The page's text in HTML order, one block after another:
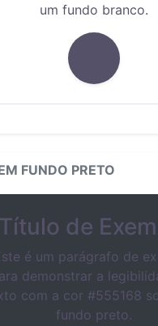
um fundo branco.
FUNDO PRETO
Título de
é um parágrafo de
demonstrar a
com a cor #555168
fundo preto.